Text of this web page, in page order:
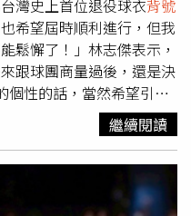
續父母的創業精神。今
被拍到與母親穿著相同的
字樣，而這正是她的中間
蘭隊球衣上的背號 ，以及
名稱。外界猜測，這件衣
Seven」為名的個人品
註冊已經存在，包括
Seven Beckham
名為「H7B Limited」的
的商業未來布局。根據規
灣史上首位退役球衣背號
希望屆時順利進行，但我
鬆懈了！」林志傑表示，
跟球團商量過後，還是決
個性的話，當然希望引退
以我的歲數來看，還再打
上季總冠軍賽最終戰手傷
於自己的復原情況，他強
有下個階段的安排，「只
應該趕不上了，只能期待
繼續閱讀